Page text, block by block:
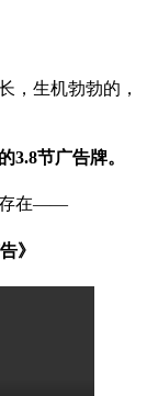
，生机勃勃的，
3.8节广告牌。
存在——
》